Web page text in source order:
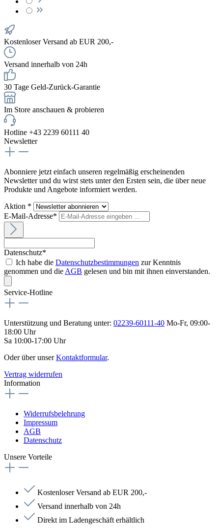
Kostenloser Versand ab EUR 200,-
Versand innerhalb von 24h
30 Tage Geld-Zurück-Garantie
Im Store anschauen & probieren
Hotline +43 2239 60111 40
Newsletter
Abonniere jetzt einfach unseren regelmäßig erscheinenden
Newsletter und du wirst stets unter den Ersten sein, die über neue
Produkte und Angebote informiert werden.
Aktion *
E-Mail-Adresse*
Datenschutz*
Ich habe die Datenschutzbestimmungen zur Kenntnis
genommen und die AGB gelesen und bin mit ihnen einverstanden.
Service-Hotline
Unterstützung und Beratung unter: 02239-60111-40 Mo-Fr, 09:00-
18:00 Uhr
Sa 10:00-17:00 Uhr
Oder über unserKontaktformular.
Vertrag widerrufen
Information
Widerrufsbelehrung
Impressum
AGB
Datenschutz
Unsere Vorteile
Kostenloser Versand ab EUR 200,-
Versand innerhalb von 24h
Direkt im Ladengeschäft erhältlich